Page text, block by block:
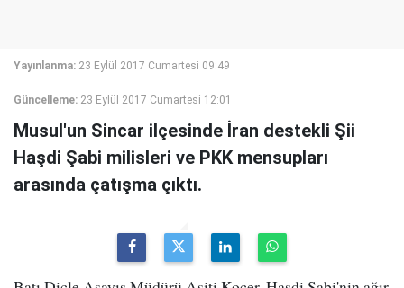
Yayınlanma: 23 Eylül 2017 Cumartesi 09:49
Güncelleme: 23 Eylül 2017 Cumartesi 12:01
Musul'un Sincar ilçesinde İran destekli Şii
Haşdi Şabi milisleri ve PKK mensupları
arasında çatışma çıktı.